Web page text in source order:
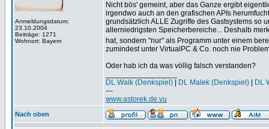
Anmeldungsdatum:
23.10.2004
Beiträge: 1271
Wohnort: Bayern
Nicht bös' gemeint, aber das Ganze ergibt
irgendwo auch an den grafischen APIs
grundsätzlich ALLE Zugriffe des Gastsystems so
allerniedrigsten Speicherbereiche... Deshalb
hat, sondern "nur" als Programm unter einem
zumindest unter VirtualPC & Co. noch nie
Oder hab ich da was völlig falsch verstanden?
DL Walk (Denkspiel)
DL Malek (Denkspiel)
DL
---
www.astorek.de.vu
Nach oben